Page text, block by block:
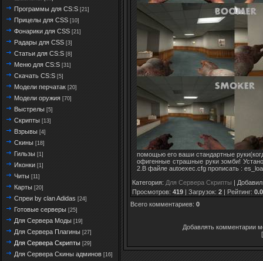
Программы для CS:S [21]
Прицелы для CSS [10]
Фонарики для CSS [21]
Радары для CSS [3]
Статьи для CS:S [8]
Меню для CS:S [31]
Скачать CS:S [5]
Модели перчатак [20]
Модели оружия [70]
Выстрелы [5]
Скрипты [13]
Взрывы [4]
Скины [18]
Гильзы [1]
Иконки [1]
Читы [11]
Карты [20]
Спреи by clan Adidas [24]
Готовые серверы [25]
Для Сервера Моды [19]
Для Сервера Плагины [27]
Для Сервера Скрипты [29]
Для Сервера Скины админов [16]
помощью его ваши стандартные
офигенные страшные руки зомби!
2.В файле autoexec.cfg прописать :
Категория: Для Сервера Скрипты | Добавил
Просмотров: 419 | Загрузок: 2 | Рейтинг: 0.0
Всего комментариев: 0
Добавлять комментарии